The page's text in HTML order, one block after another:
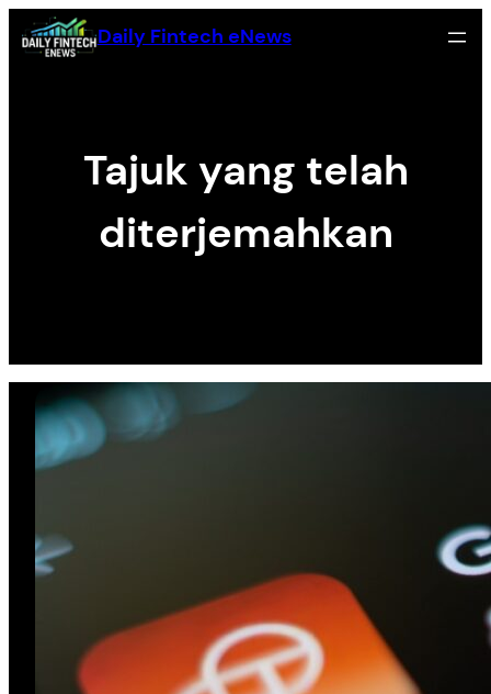
Zum
Inhalt
Daily Fintech eNews
Tajuk yang telah
diterjemahkan